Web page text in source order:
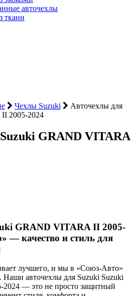
авточехлы
ткани
Чехлы Suzuki
Авточехлы для
2005-2024
GRAND VITARA
GRAND VITARA II 2005-
— качество и стиль для
лучшего, и мы в «Союз-Авто»
Наши авточехлы для Suzuki Suzuki
— это не просто защитный